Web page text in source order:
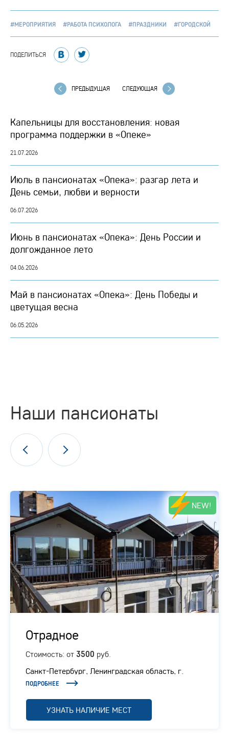
#МЕРОПРИЯТИЯ #РАБОТА ПСИХОЛОГА #ПРАЗДНИКИ #ГОРОДСКОЙ
ПОДЕЛИТЬСЯ
ПРЕДЫДУЩАЯ СЛЕДУЮЩАЯ
Капельницы для восстановления: новая
программа поддержки в «Опеке»
21.07.2026
Июль в пансионатах «Опека»: разгар лета и
День семьи, любви и верности
06.07.2026
Июнь в пансионатах «Опека»: День России и
долгожданное лето
04.06.2026
Май в пансионатах «Опека»: День Победы и
цветущая весна
06.05.2026
Наши пансионаты
NEW!
Отрадное
Стоимость: от 3500 руб.
Санкт-Петербург, Ленинградская область, г.
Отрадное, Ленинградское шоссе, 1/1
ПОДРОБНЕЕ
УЗНАТЬ НАЛИЧИЕ МЕСТ